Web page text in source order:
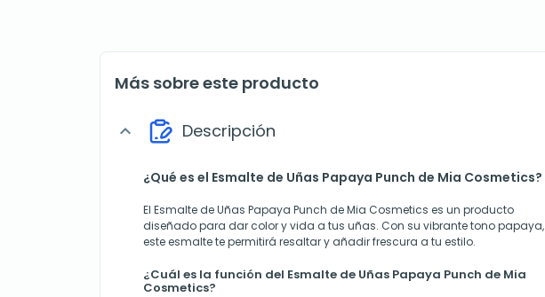
Más sobre este producto
expand_more Descripción
¿Qué es el Esmalte de Uñas Papaya Punch de Mia Cosmetics?
El Esmalte de Uñas Papaya Punch de Mia Cosmetics es un producto
diseñado para dar color y vida a tus uñas. Con su vibrante tono papaya,
este esmalte te permitirá resaltar y añadir frescura a tu estilo.
¿Cuál es la función del Esmalte de Uñas Papaya Punch de Mia
Cosmetics?